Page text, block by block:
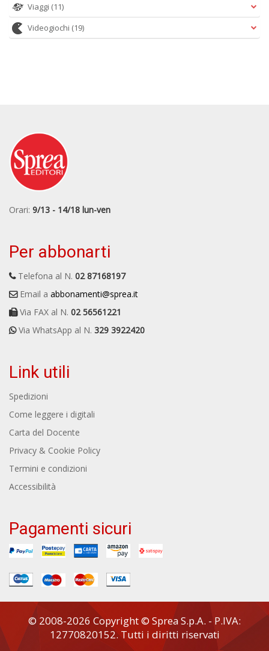
Viaggi (11)
Videogiochi (19)
Orari: 9/13 - 14/18 lun-ven
Per abbonarti
Telefona al N. 02 87168197
Email a abbonamenti@sprea.it
Via FAX al N. 02 56561221
Via WhatsApp al N. 329 3922420
Link utili
Spedizioni
Come leggere i digitali
Carta del Docente
Privacy & Cookie Policy
Termini e condizioni
Accessibilità
Pagamenti sicuri
© 2008-2026 Copyright © Sprea S.p.A. - P.IVA:
12770820152. Tutti i diritti riservati